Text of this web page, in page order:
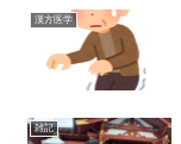
漢方医学
雑記